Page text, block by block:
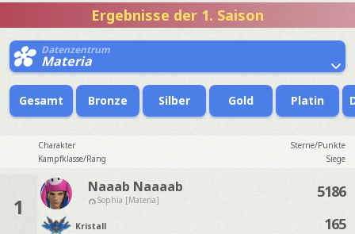
Ergebnisse der 1. Saison
Datenzentrum
Materia
Gesamt Bronze Silber Gold Platin
Charakter
Sterne/Punkte
Kampfklasse/Rang
Siege
1
Naaab Naaaab
Sophia [Materia]
Kristall
5186
165